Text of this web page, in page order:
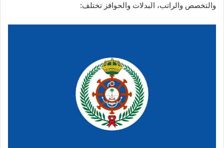
والتخصص والراتب، البدلات والحوافز تختلف: